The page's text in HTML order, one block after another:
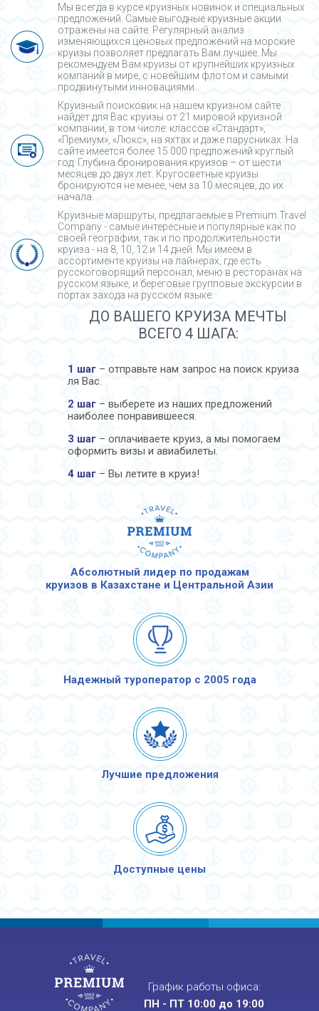
Мы всегда в курсе круизных новинок и специальных
предложений. Самые выгодные круизные акции
отражены на сайте. Регулярный анализ
изменяющихся ценовых предложений на морские
круизы позволяет предлагать Вам лучшее. Мы
рекомендуем Вам круизы от крупнейших круизных
компаний в мире, с новейшим флотом и самыми
продвинутыми инновациями.
Круизный поисковик на нашем круизном сайте
найдет для Вас круизы от 21 мировой круизной
компании, в том числе: классов «Стандарт»,
«Премиум», «Люкс», на яхтах и даже парусниках. На
сайте имеется более 15 000 предложений круглый
год. Глубина бронирования круизов – от шести
месяцев до двух лет. Кругосветные круизы
бронируются не менее, чем за 10 месяцев, до их
начала.
Круизные маршруты, предлагаемые в Premium Travel
Company - cамые интересные и популярные как по
своей географии, так и по продолжительности
круиза - на 8, 10, 12 и 14 дней. Мы имеем в
ассортименте круизы на лайнерах, где есть
русскоговорящий персонал, меню в ресторанах на
русском языке, и береговые групповые экскурсии в
портах захода на русском языке.
ДО ВАШЕГО КРУИЗА МЕЧТЫ
ВСЕГО 4 ШАГА:
1 шаг – отправьте нам запрос на поиск круиза
ля Вас.
2 шаг – выберете из наших предложений
наиболее понравившееся.
3 шаг – оплачиваете круиз, а мы помогаем
оформить визы и авиабилеты.
4 шаг – Вы летите в круиз!
Абсолютный лидер по продажам
круизов в Казахстане и Центральной Азии
Надежный туроператор с 2005 года
Лучшие предложения
Доступные цены
График работы офиса:
ПН - ПТ 10:00 до 19:00